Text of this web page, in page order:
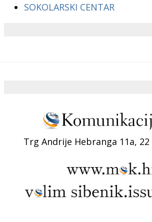
SOKOLARSKI CENTAR
Trg Andrije Hebranga 11a, 22